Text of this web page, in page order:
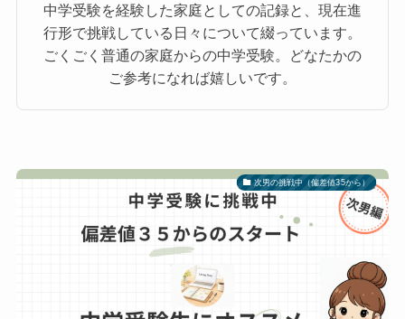
中学受験を経験した家庭としての記録と、現在進
行形で挑戦している日々について綴っています。
ごくごく普通の家庭からの中学受験。どなたかの
ご参考になれば嬉しいです。
次男の挑戦中（偏差値35から）